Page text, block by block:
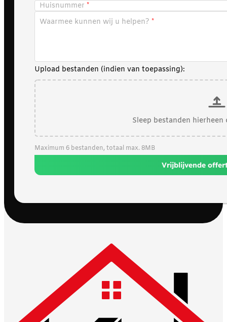
Huisnummer
Waarmee kunnen wij u helpen?
Upload bestanden (indien van toepassing):
Sleep bestanden
Maximum 6 bestanden, totaal max. 8MB
Vrijblijvende